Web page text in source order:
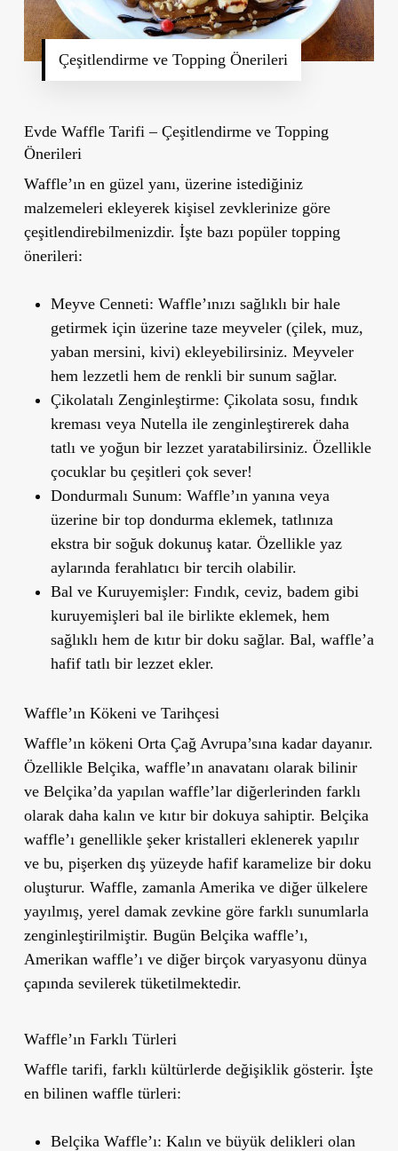
Çeşitlendirme ve Topping Önerileri
Evde Waffle Tarifi – Çeşitlendirme ve Topping
Önerileri
Waffle’ın en güzel yanı, üzerine istediğiniz
malzemeleri ekleyerek kişisel zevklerinize göre
çeşitlendirebilmenizdir. İşte bazı popüler topping
önerileri:
Meyve Cenneti: Waffle’ınızı sağlıklı bir hale
getirmek için üzerine taze meyveler (çilek, muz,
yaban mersini, kivi) ekleyebilirsiniz. Meyveler
hem lezzetli hem de renkli bir sunum sağlar.
Çikolatalı Zenginleştirme: Çikolata sosu, fındık
kreması veya Nutella ile zenginleştirerek daha
tatlı ve yoğun bir lezzet yaratabilirsiniz. Özellikle
çocuklar bu çeşitleri çok sever!
Dondurmalı Sunum: Waffle’ın yanına veya
üzerine bir top dondurma eklemek, tatlınıza
ekstra bir soğuk dokunuş katar. Özellikle yaz
aylarında ferahlatıcı bir tercih olabilir.
Bal ve Kuruyemişler: Fındık, ceviz, badem gibi
kuruyemişleri bal ile birlikte eklemek, hem
sağlıklı hem de kıtır bir doku sağlar. Bal, waffle’a
hafif tatlı bir lezzet ekler.
Waffle’ın Kökeni ve Tarihçesi
Waffle’ın kökeni Orta Çağ Avrupa’sına kadar dayanır.
Özellikle Belçika, waffle’ın anavatanı olarak bilinir
ve Belçika’da yapılan waffle’lar diğerlerinden farklı
olarak daha kalın ve kıtır bir dokuya sahiptir. Belçika
waffle’ı genellikle şeker kristalleri eklenerek yapılır
ve bu, pişerken dış yüzeyde hafif karamelize bir doku
oluşturur. Waffle, zamanla Amerika ve diğer ülkelere
yayılmış, yerel damak zevkine göre farklı sunumlarla
zenginleştirilmiştir. Bugün Belçika waffle’ı,
Amerikan waffle’ı ve diğer birçok varyasyonu dünya
çapında sevilerek tüketilmektedir.
Waffle’ın Farklı Türleri
Waffle tarifi, farklı kültürlerde değişiklik gösterir. İşte
en bilinen waffle türleri:
Belçika Waffle’ı: Kalın ve büyük delikleri olan